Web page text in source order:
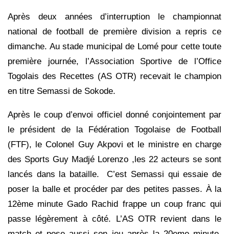
Après deux années d’interruption le championnat
national de football de première division a repris ce
dimanche. Au stade municipal de Lomé pour cette toute
première journée, l’Association Sportive de l’Office
Togolais des Recettes (AS OTR) recevait le champion
en titre Semassi de Sokode.
Après le coup d’envoi officiel donné conjointement par
le président de la Fédération Togolaise de Football
(FTF), le Colonel Guy Akpovi et le ministre en charge
des Sports Guy Madjé Lorenzo ,les 22 acteurs se sont
lancés dans la bataille. C’est Semassi qui essaie de
poser la balle et procéder par des petites passes. À la
12ème minute Gado Rachid frappe un coup franc qui
passe légèrement à côté. L’AS OTR revient dans le